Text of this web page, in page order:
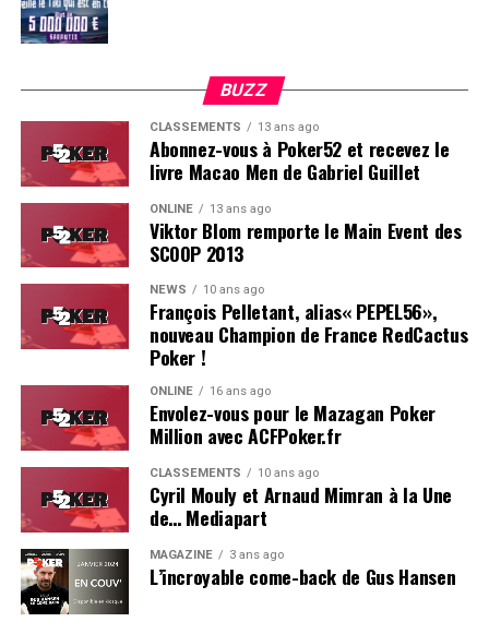
Soleau à gauche, sorti par Logghe au centre
BUZZ
CLASSEMENTS 13 ans ago
Abonnez-vous à Poker52 et recevez le
livre Macao Men de Gabriel Guillet
ONLINE 13 ans ago
Viktor Blom remporte le Main Event des
SCOOP 2013
NEWS 10 ans ago
François Pelletant, alias« PEPEL56»,
nouveau Champion de France RedCactus
Poker !
ONLINE 16 ans ago
Envolez-vous pour le Mazagan Poker
Million avec ACFPoker.fr
CLASSEMENTS 10 ans ago
Cyril Mouly et Arnaud Mimran à la Une
de… Mediapart
MAGAZINE 3 ans ago
L’incroyable come-back de Gus Hansen